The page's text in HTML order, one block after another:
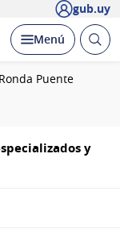
gub.uy
Desplegar
Menú Abrir
Puente
y